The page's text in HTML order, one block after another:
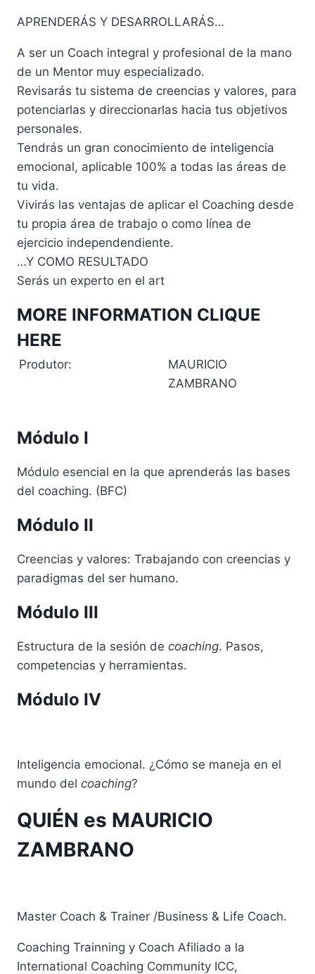
APRENDERÁS Y DESARROLLARÁS…
A ser un Coach integral y profesional de la mano
de un Mentor muy especializado.
Revisarás tu sistema de creencias y valores, para
potenciarlas y direccionarlas hacia tus objetivos
personales.
Tendrás un gran conocimiento de inteligencia
emocional, aplicable 100% a todas las áreas de
tu vida.
Vivirás las ventajas de aplicar el Coaching desde
tu propia área de trabajo o como línea de
ejercicio independendiente.
…Y COMO RESULTADO
Serás un experto en el art
MORE INFORMATION CLIQUE
HERE
Produtor:
MAURICIO
ZAMBRANO
Módulo I
Módulo esencial en la que aprenderás las bases
del coaching. (BFC)
Módulo II
Creencias y valores: Trabajando con creencias y
paradigmas del ser humano.
Módulo III
Estructura de la sesión de coaching. Pasos,
competencias y herramientas.
Módulo IV
Inteligencia emocional. ¿Cómo se maneja en el
mundo del coaching?
QUIÉN es MAURICIO
ZAMBRANO
Master Coach & Trainer /Business & Life Coach.
Coaching Trainning y Coach Afiliado a la
International Coaching Community ICC,